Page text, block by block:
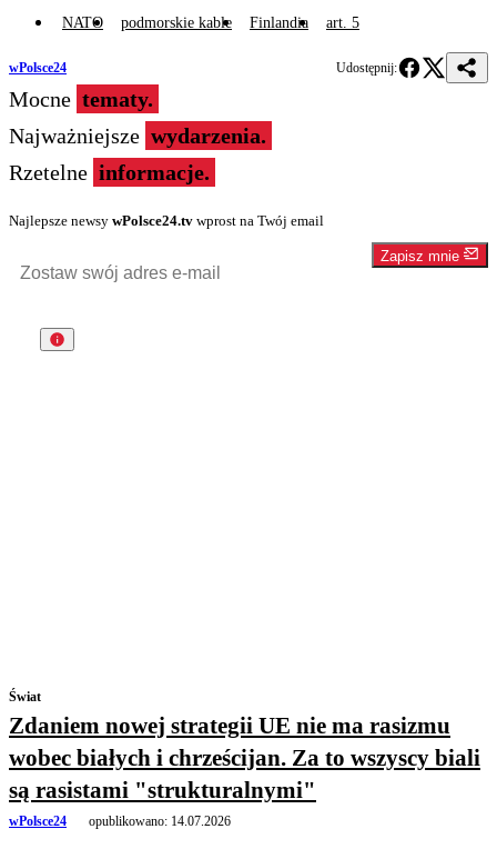
NATO podmorskie kable Finlandia art. 5
wPolsce24 Udostępnij:
Mocne tematy.
Najważniejsze wydarzenia.
Rzetelne informacje.
Najlepsze newsy wPolsce24.tv wprost na Twój email
Zapisz mnie
Świat
Zdaniem nowej strategii UE nie ma rasizmu
wobec białych i chrześcijan. Za to wszyscy biali
są rasistami "strukturalnymi"
wPolsce24 opublikowano: 14.07.2026